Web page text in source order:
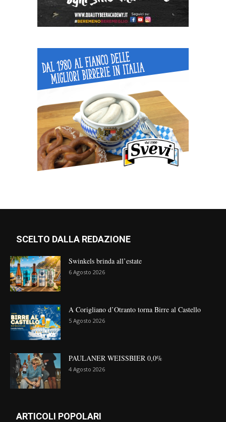
SCELTO DALLA REDAZIONE
Swinkels brinda all’estate
6 Agosto 2026
A Corigliano d’Otranto torna Birre al Castello
5 Agosto 2026
PAULANER WEISSBIER 0,0%
4 Agosto 2026
ARTICOLI POPOLARI